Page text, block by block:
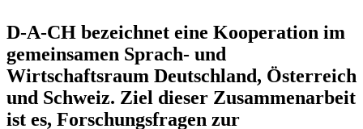
D-A-CH bezeichnet eine Kooperation im
gemeinsamen Sprach- und
Wirtschaftsraum Deutschland, Österreich
und Schweiz. Ziel dieser Zusammenarbeit
ist es, Forschungsfragen zur